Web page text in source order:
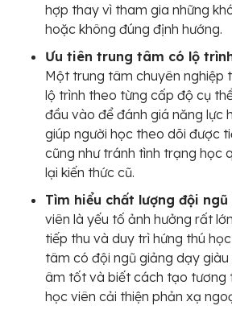
hợp thay vì tham gia những
hoặc không đúng định hướng.
Ưu tiên trung tâm có lộ
Một trung tâm chuyên nghiệp
lộ trình theo từng cấp độ cụ
đầu vào để đánh giá năng lực
giúp người học theo dõi được
cũng như tránh tình trạng học
lại kiến thức cũ.
Tìm hiểu chất lượng đội
viên là yếu tố ảnh hưởng rất
tiếp thu và duy trì hứng thú
tâm có đội ngũ giảng dạy giàu
âm tốt và biết cách tạo tương
học viên cải thiện phản xạ